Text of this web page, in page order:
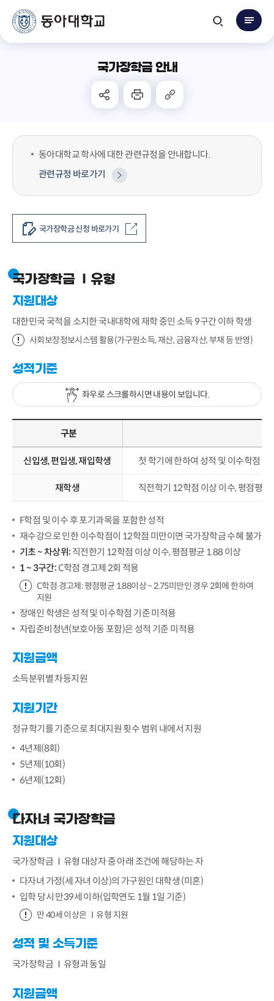
국가장학금 안내
동아대학교 학사에 대한 관련규정을 안내합니다.
관련규정 바로가기
국가장학금 신청 바로가기
국가장학금 Ⅰ유형
지원대상
대한민국 국적을 소지한 국내대학에 재학 중인 소득 9구간 이하 학생
사회보장정보시스템 활용(가구원소득, 재산, 금융자산, 부채 등 반영)
성적기준
좌우로 스크롤하시면 내용이 보입니다.
구분
신입생, 편입생, 재입학생 첫 학기에 한하여 성적 및 이수학점 미
재학생 직전학기 12학점 이상 이수, 평점평균
F학점 및 이수 후 포기과목을 포함한 성적
재수강으로 인한 이수학점이 12학점 미만이면 국가장학금 수혜 불가
기초 ~ 차상위: 직전한기 12학점 이상 이수, 평점평균 1.88 이상
1 ~ 3구간: C학점 경고제 2회 적용
C학점 경고제: 평점평균 1.88이상 ~ 2.75미만인 경우 2회에 한하여
지원
장애인 학생은 성적 및 이수학점 기준 미적용
자립준비청년(보호아동 포함)은 성적 기준 미적용
지원금액
소득분위별 차등지원
지원기간
정규학기를 기준으로 최대지원 횟수 범위 내에서 지원
4년제(8회)
5년제(10회)
6년제(12회)
다자녀 국가장학금
지원대상
국가장학금 Ⅰ유형 대상자 중 아래 조건에 해당하는 자
다자녀 가정(세 자녀 이상)의 가구원인 대학생 (미혼)
입학 당시 만39세 이하(입학연도 1월 1일 기준)
만 40세 이상은 Ⅰ유형 지원
성적 및 소득기준
국가장학금 Ⅰ유형과 동일
지원금액